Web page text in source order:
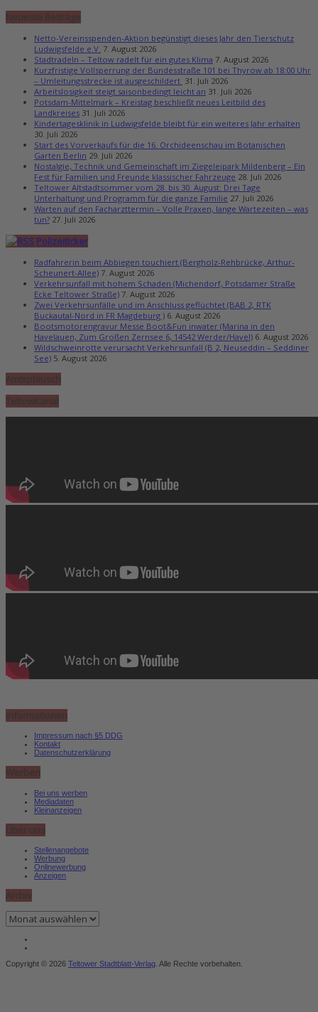
Neueste Beiträge
Netto-Vereinsspenden-Aktion begünstigt dieses Jahr den Tierschutz
Ludwigsfelde e.V. 7. August 2026
Stadtradeln – Teltow radelt für ein gutes Klima 7. August 2026
Kurzfristige Vollsperrung der Bundesstraße 101 bei Thyrow ab 18:00 Uhr
– Umleitungsstrecke ist ausgeschildert 31. Juli 2026
Arbeitslosigkeit steigt saisonbedingt leicht an 31. Juli 2026
Potsdam-Mittelmark – Kreistag beschließt neues Leitbild des
Landkreises 31. Juli 2026
Kindertagesklinik in Ludwigsfelde bleibt für ein weiteres Jahr erhalten
30. Juli 2026
Start des Vorverkaufs für die 16. Orchideenschau im Botanischen
Garten Berlin 29. Juli 2026
Nostalgie, Technik und Gemeinschaft im Ziegeleipark Mildenberg – Ein
Fest für Familien und Freunde klassischer Fahrzeuge 28. Juli 2026
Teltower Altstadtsommer vom 28. bis 30. August: Drei Tage
Unterhaltung und Programm für die ganze Familie 27. Juli 2026
Warten auf den Facharzttermin – Volle Praxen, lange Wartezeiten – was
tun? 27. Juli 2026
Polizeiticker
Radfahrerin beim Abbiegen touchiert (Bergholz-Rehbrücke, Arthur-
Scheunert-Allee) 7. August 2026
Verkehrsunfall mit hohem Schaden (Michendorf, Potsdamer Straße
Ecke Teltower Straße) 7. August 2026
Zwei Verkehrsunfälle und im Anschluss geflüchtet (BAB 2, RTK
Buckautal-Nord in FR Magdeburg ) 6. August 2026
Bootsmotorengravur Messe Boot&Fun inwater (Marina in den
Havelauen, Zum Großen Zernsee 6, 14542 Werder/Havel) 6. August 2026
Wildschweinrotte verursacht Verkehrsunfall (B 2, Neuseddin – Seddiner
See) 5. August 2026
Amtsplausch
TeltowKanal
Informationen
Impressum nach §5 DDG
Kontakt
Datenschutzerklärung
Werben
Bei uns werben
Mediadaten
Kleinanzeigen
Über uns
Stellenangebote
Werbung
Onlinewerbung
Anzeigen
Archiv
Archiv
Copyright © 2026 Teltower Stadtblatt-Verlag . Alle Rechte vorbehalten.